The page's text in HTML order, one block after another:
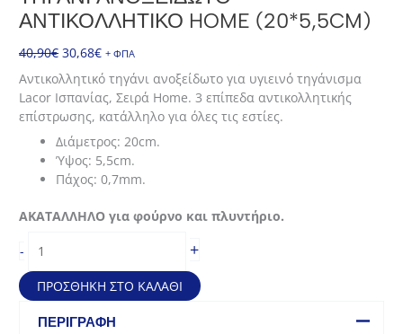
ΑΝΤΙΚΟΛΛΗΤΙΚΌ HOME (20*5,5CM)
40,90€ Original
price
was:
40,90€.
30,68€Η
τρέχουσα
τιμή
είναι:
30,68€.
+ ΦΠΑ
Αντικολλητικό τηγάνι ανοξείδωτο για υγιεινό τηγάνισμα
Lacor Ισπανίας, Σειρά Home. 3 επίπεδα αντικολλητικής
επίστρωσης, κατάλληλο για όλες τις εστίες.
Διάμετρος: 20cm.
Ύψος: 5,5cm.
Πάχος: 0,7mm.
ΑΚΑΤΑΛΛΗΛΟ για φούρνο και πλυντήριο.
-
ανοξείδωτο
αντικολλητικό
HOME
(20*5,5cm)
+
ΠΡΟΣΘΉΚΗ ΣΤΟ ΚΑΛΆΘΙ
ΠΕΡΙΓΡΑΦΉ